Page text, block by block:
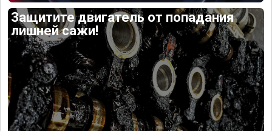
Защитите двигатель от попадания
лишней сажи!